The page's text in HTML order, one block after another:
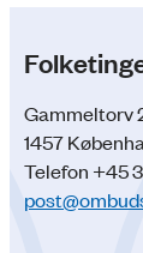
Gammeltorv
1457
Telefon +45